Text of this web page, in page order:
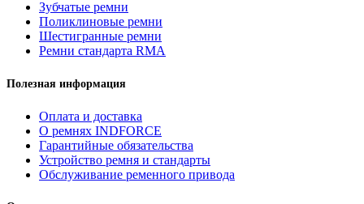
Зубчатые ремни
Поликлиновые ремни
Шестигранные ремни
Ремни стандарта RMA
Полезная информация
Оплата и доставка
О ремнях INDFORCE
Гарантийные обязательства
Устройство ремня и стандарты
Обслуживание ременного привода